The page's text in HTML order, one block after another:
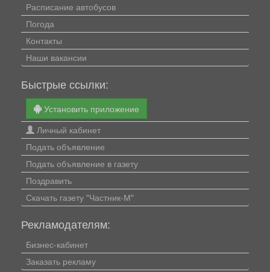
Расписание автобусов
Погода
Контакты
Наши вакансии
Быстрые ссылки:
Установить приложение
Личный кабинет
Подать объявление
Подать объявление в газету
Поздравить
Скачать газету "Частник-М"
Рекламодателям:
Бизнес-кабинет
Заказать рекламу